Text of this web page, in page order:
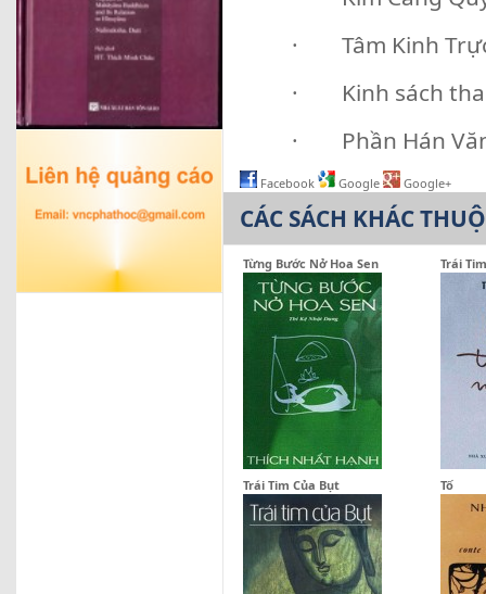
· Tâm Kinh
· Kinh sách
· Phần Hán
Facebook Google Google+
CÁC SÁCH KHÁC
Từng Bước Nở Hoa Sen Trái
Trái Tim Của Bụt Tố